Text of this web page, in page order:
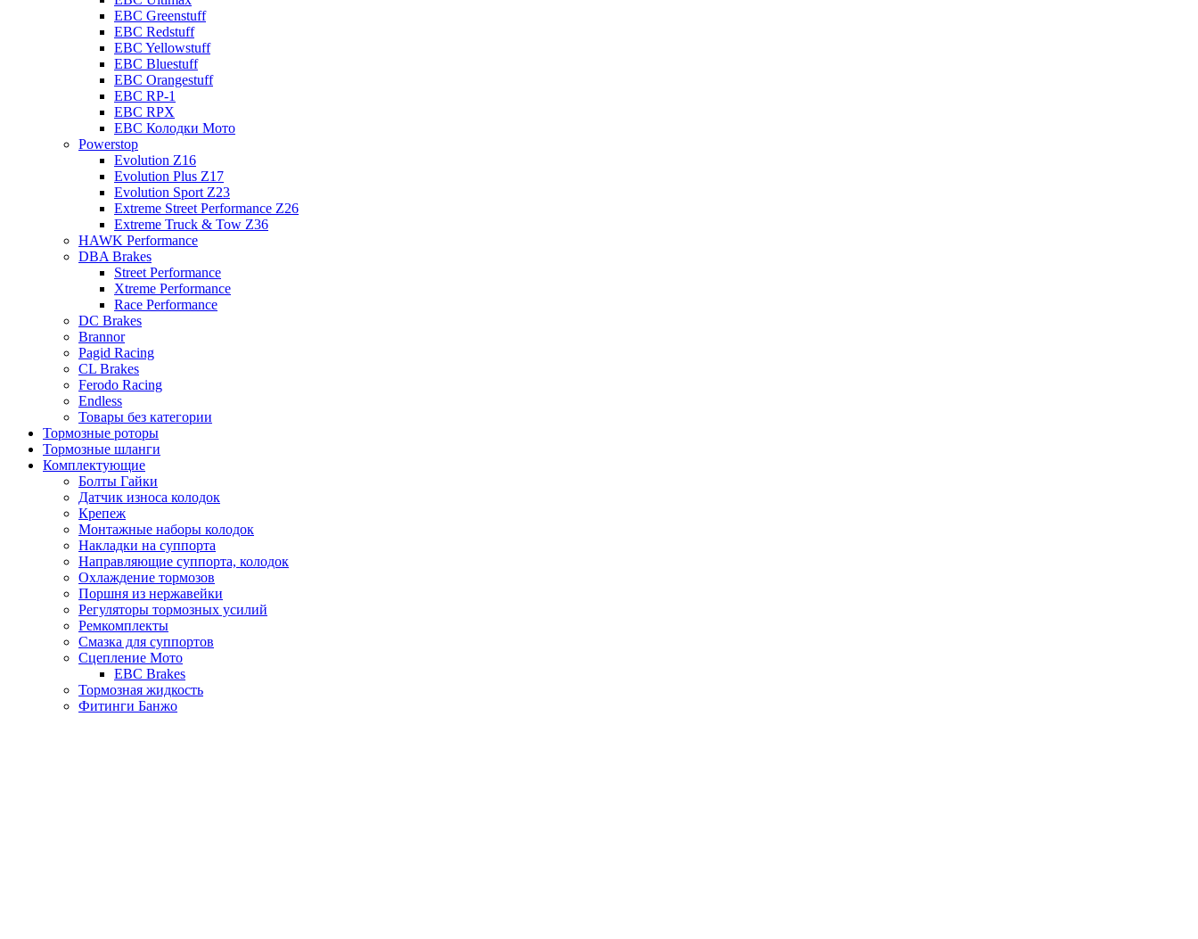
EBC Greenstuff
EBC Redstuff
EBC Yellowstuff
EBC Bluestuff
EBC Orangestuff
EBC RP-1
EBC RPX
EBC Колодки Мото
Powerstop
Evolution Z16
Evolution Plus Z17
Evolution Sport Z23
Extreme Street Performance Z26
Extreme Truck & Tow Z36
HAWK Performance
DBA Brakes
Street Performance
Xtreme Performance
Race Performance
DC Brakes
Brannor
Pagid Racing
CL Brakes
Ferodo Racing
Endless
Товары без категории
Тормозные роторы
Тормозные шланги
Комплектующие
Болты Гайки
Датчик износа колодок
Крепеж
Монтажные наборы колодок
Накладки на суппорта
Направляющие суппорта, колодок
Охлаждение тормозов
Поршня из нержавейки
Регуляторы тормозных усилий
Ремкомплекты
Смазка для суппортов
Сцепление Мото
EBC Brakes
Тормозная жидкость
Фитинги Банжо